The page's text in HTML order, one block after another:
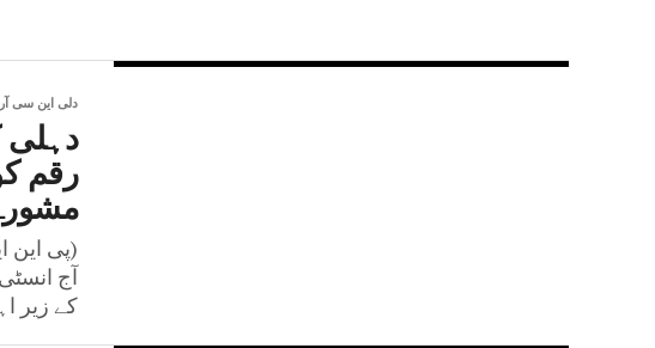
دلی این سی آر
(پی این
کے زیر